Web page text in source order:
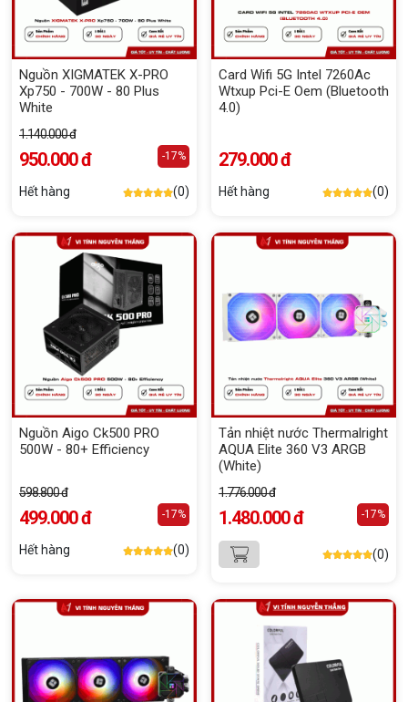
Nguồn XIGMATEK X-PRO
Xp750 - 700W - 80 Plus
White
1.140.000 đ
950.000 đ -17%
Hết hàng (0)
Card Wifi 5G Intel 7260Ac
Wtxup Pci-E Oem (Bluetooth
4.0)
279.000 đ
Hết hàng (0)
Nguồn Aigo Ck500 PRO
500W - 80+ Efficiency
598.800 đ
499.000 đ -17%
Hết hàng (0)
Tản nhiệt nước Thermalright
AQUA Elite 360 V3 ARGB
(White)
1.776.000 đ
1.480.000 đ -17%
(0)